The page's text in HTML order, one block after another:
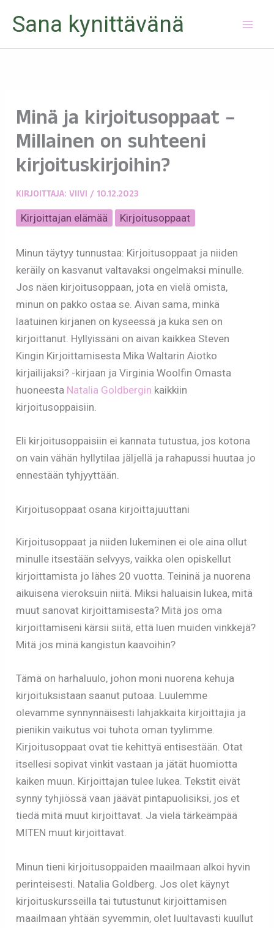
sisältöön
Sana kynittävänä
Minä ja kirjoitusoppaat –
Millainen on suhteeni
kirjoituskirjoihin?
KIRJOITTAJA: VIIVI / 10.12.2023
Kirjoittajan elämää Kirjoitusoppaat
Minun täytyy tunnustaa: Kirjoitusoppaat ja niiden
keräily on kasvanut valtavaksi ongelmaksi minulle.
Jos näen kirjoitusoppaan, jota en vielä omista,
minun on pakko ostaa se. Aivan sama, minkä
laatuinen kirjanen on kyseessä ja kuka sen on
kirjoittanut. Hyllyissäni on aivan kaikkea Steven
Kingin Kirjoittamisesta Mika Waltarin Aiotko
kirjailijaksi? -kirjaan ja Virginia Woolfin Omasta
huoneesta Natalia Goldbergin kaikkiin
kirjoitusoppaisiin.
Eli kirjoitusoppaisiin ei kannata tutustua, jos kotona
on vain vähän hyllytilaa jäljellä ja rahapussi huutaa jo
ennestään tyhjyyttään.
Kirjoitusoppaat osana kirjoittajuuttani
Kirjoitusoppaat ja niiden lukeminen ei ole aina ollut
minulle itsestään selvyys, vaikka olen opiskellut
kirjoittamista jo lähes 20 vuotta. Teininä ja nuorena
aikuisena vieroksuin niitä. Miksi haluaisin lukea, mitä
muut sanovat kirjoittamisesta? Mitä jos oma
kirjoittamiseni kärsii siitä, että luen muiden vinkkejä?
Mitä jos minä kangistun kaavoihin?
Tämä on harhaluulo, johon moni nuorena kehuja
kirjoituksistaan saanut putoaa. Luulemme
olevamme synnynnäisesti lahjakkaita kirjoittajia ja
pienikin vaikutus voi tuhota oman tyylimme.
Kirjoitusoppaat ovat tie kehittyä entisestään. Otat
itsellesi sopivat vinkit vastaan ja jätät huomiotta
kaiken muun. Kirjoittajan tulee lukea. Tekstit eivät
synny tyhjiössä vaan jäävät pintapuolisiksi, jos et
tiedä mitä muut kirjoittavat. Ja vielä tärkeämpää
MITEN muut kirjoittavat.
Minun tieni kirjoitusoppaiden maailmaan alkoi hyvin
perinteisesti. Natalia Goldberg. Jos olet käynyt
kirjoituskursseilla tai tutustunut kirjoittamisen
maailmaan yhtään syvemmin, olet luultavasti kuullut